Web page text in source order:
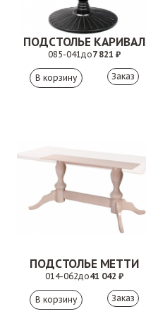
ПОДСТОЛЬЕ КАРИВАЛ
085-041до7 821 ₽
Заказ
ПОДСТОЛЬЕ МЕТТИ
014-062до41 042 ₽
Заказ